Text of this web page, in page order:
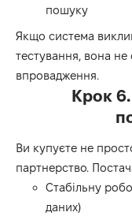
пошуку
Якщо система
тестування, вона не
впровадження.
Крок 6.
Ви купуєте не
партнерство.
Стабільну
даних)